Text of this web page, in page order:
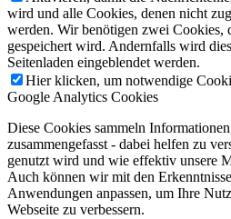
wird und alle Cookies, denen nicht
werden. Wir benötigen zwei Cookies,
gespeichert wird. Andernfalls wird
Seitenladen eingeblendet werden.
Hier klicken, um notwendige
Google Analytics Cookies
Diese Cookies sammeln
zusammengefasst - dabei helfen zu
genutzt wird und wie effektiv unsere
Auch können wir mit den
Anwendungen anpassen, um Ihre
Webseite zu verbessern.